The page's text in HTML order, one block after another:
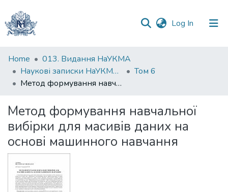
Log In (current)
Communities
&
Collections
Statistics
Home
013. Видання НаУКМА
Наукові записки НаУКМА. Комп'ютерні науки
Том 6
Метод формування навчальної вибірки для масивів даних на основі машинного навчання
Метод формування навчальної
вибірки для масивів даних на
основі машинного навчання